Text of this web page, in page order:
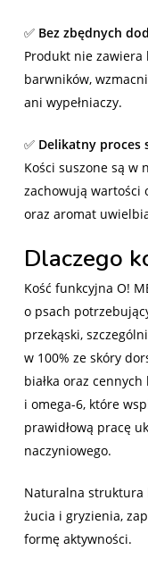
✅ Bez zbędnych
Produkt nie zawiera
barwników,
ani wypełniaczy.
✅ Delikatny proces
Kości suszone są w
zachowują wartości
oraz aromat
Dlaczego
Kość funkcyjna O!
o psach
przekąski,
w 100% ze skóry
białka oraz
i omega-6, które
prawidłową pracę
naczyniowego.
Naturalna struktura
żucia i gryzienia,
formę aktywności.